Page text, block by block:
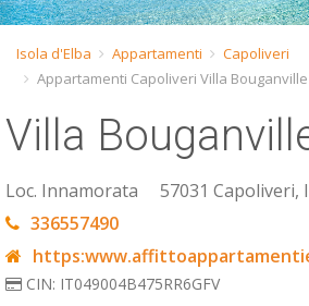
Isola d'Elba Appartamenti
Capoliveri
Appartamenti Capoliveri Villa Bouganville
Villa
Loc. Innamorata
57031 Capoliveri,
336557490
CIN: IT049004B475RR6GFV